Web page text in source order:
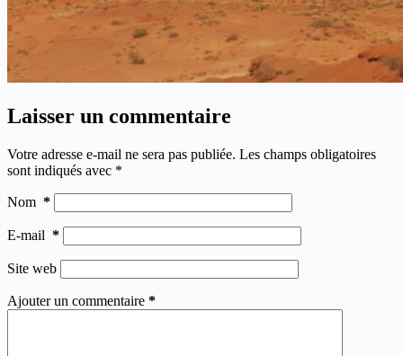
Laisser un commentaire
Votre adresse e-mail ne sera pas publiée. Les champs obligatoires
sont indiqués avec *
Nom *
E-mail *
Site web
Ajouter un commentaire *